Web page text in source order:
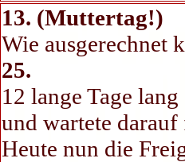
13. (Muttertag!)
Wie ausgerechnet
25.
12 lange Tage
und wartete
Heute nun die